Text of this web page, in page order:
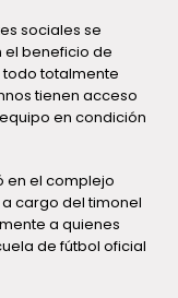
sociales se
beneficio de
totalmente
tienen acceso
en condición
en el complejo
cargo del timonel
a quienes
de fútbol oficial